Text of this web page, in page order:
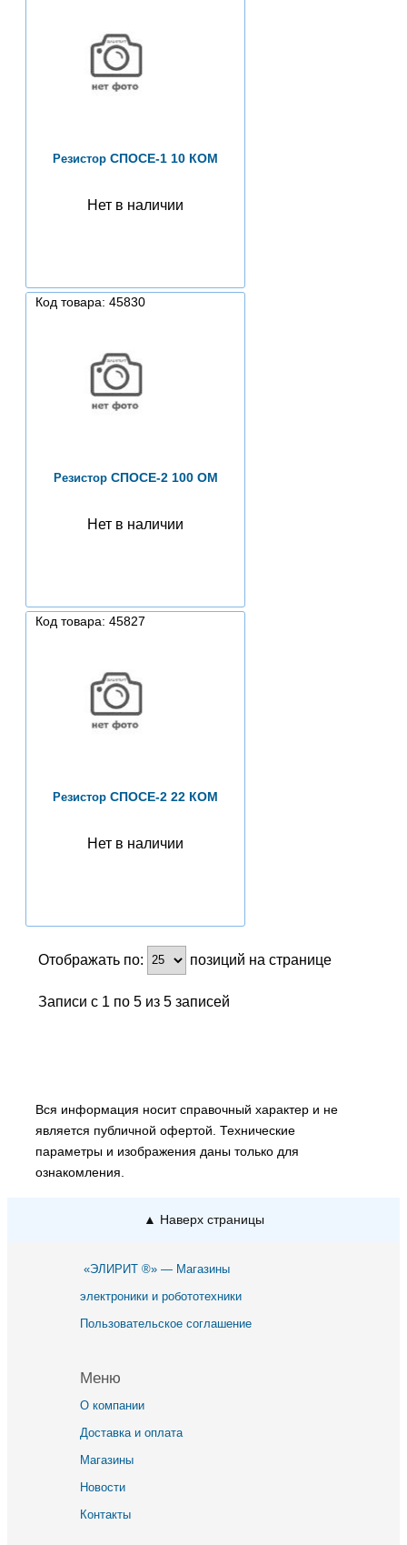
Резистор СПОСЕ-1 10 КОМ
Нет в наличии
Код товара: 45830
РезисторСПОСЕ-2 100 ОМ
Нет в наличии
Код товара: 45827
Резистор СПОСЕ-2 22 КОМ
Нет в наличии
Отображать по: позиций на странице
Записи с 1 по 5 из 5 записей
Вся информация носит справочный характер и не
является публичной офертой. Технические
параметры и изображения даны только для
ознакомления.
▲ Наверх страницы
«ЭЛИРИТ ®» — Магазины
электроники и робототехники
Пользовательское соглашение
Меню
О компании
Доставка и оплата
Магазины
Новости
Контакты